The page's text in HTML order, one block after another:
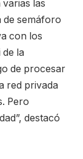
las
de semáforo
con los
la
de procesar
red privada
Pero
destacó